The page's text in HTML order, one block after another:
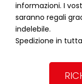
informazioni. I
saranno regali
indelebile.
Spedizione in